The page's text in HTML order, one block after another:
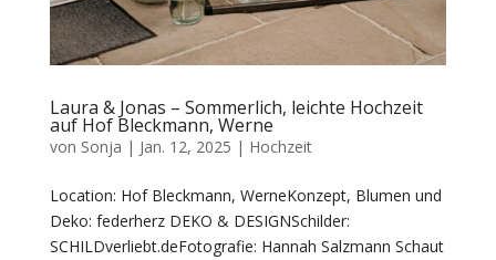
Laura & Jonas – Sommerlich, leichte Hochzeit
auf Hof Bleckmann, Werne
von Sonja | Jan. 12, 2025 | Hochzeit
Location: Hof Bleckmann, WerneKonzept, Blumen und
Deko: federherz DEKO & DESIGNSchilder:
SCHILDverliebt.deFotografie: Hannah Salzmann Schaut